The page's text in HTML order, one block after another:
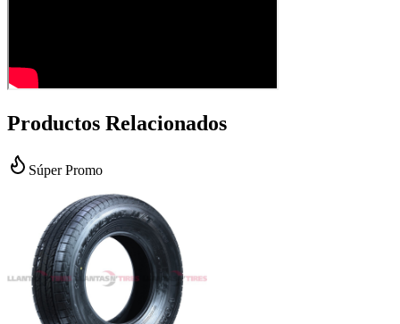
Productos Relacionados
Súper Promo